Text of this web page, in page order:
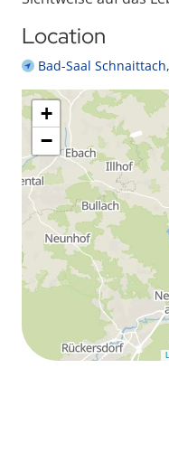
Location
Bad-Saal
+
−